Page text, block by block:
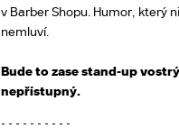
v Barber Shopu. Humor, který
nemluví.
Bude to zase stand-up
nepřístupný.
- - - - - - - - - -